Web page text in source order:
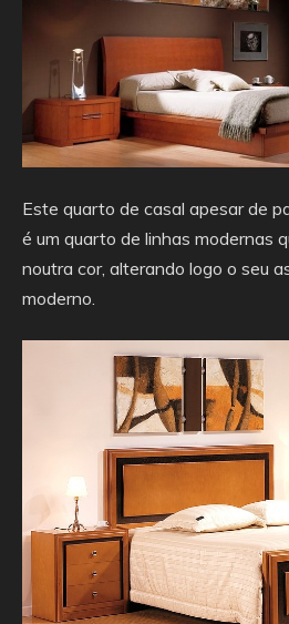
Este quarto de casal apesar de
é um quarto de linhas modernas
noutra cor, alterando logo o seu
moderno.